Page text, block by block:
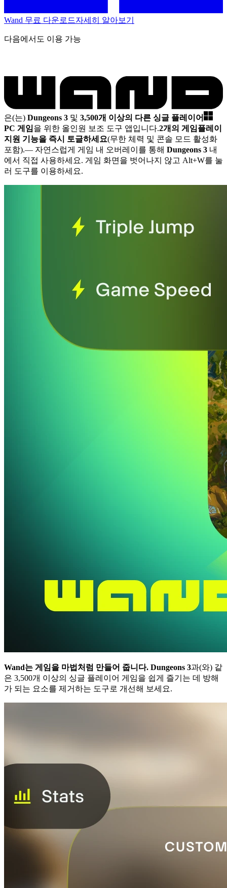
Wand 무료 다운로드자세히 알아보기
다음에서도 이용 가능
은(는) Dungeons 3 및 3,500개 이상의 다른 싱글 플레이어
PC 게임을 위한 올인원 보조 도구 앱입니다.2개의 게임플레이
지원 기능을 즉시 토글하세요(무한 체력 및 콘솔 모드 활성화
포함).— 자연스럽게 게임 내 오버레이를 통해 Dungeons 3 내
에서 직접 사용하세요. 게임 화면을 벗어나지 않고 Alt+W를 눌
러 도구를 이용하세요.
Wand는 게임을 마법처럼 만들어 줍니다. Dungeons 3과(와) 같
은 3,500개 이상의 싱글 플레이어 게임을 쉽게 즐기는 데 방해
가 되는 요소를 제거하는 도구로 개선해 보세요.